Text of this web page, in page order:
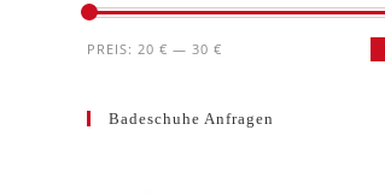
Min.
Max.
PREIS: 20 € — 30 €
Badeschuhe Anfragen